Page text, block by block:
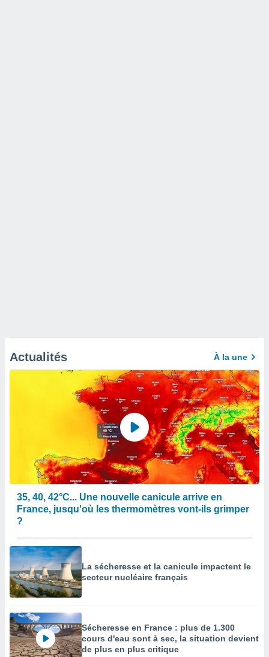
Actualités À la une
35, 40, 42°C... Une nouvelle canicule arrive en
France, jusqu'où les thermomètres vont-ils grimper
?
La sécheresse et la canicule impactent le
secteur nucléaire français
Sécheresse en France : plus de 1.300
cours d'eau sont à sec, la situation devient
de plus en plus critique